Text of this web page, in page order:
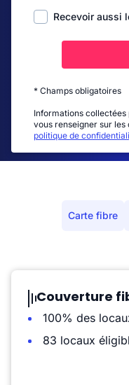
Recevoir aussi
* Champs obligatoires
Informations collectées
vous renseigner sur
politique de
Carte fibre
Couverture
100% des
83 locaux